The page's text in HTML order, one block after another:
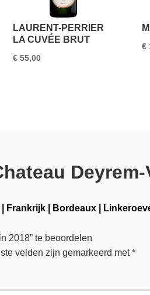
LAURENT-PERRIER
LA CUVÉE BRUT
€ 55,00
€
Frankrijk| Bordeaux|
2018” te beoordelen
velden zijn gemarkeerd met*